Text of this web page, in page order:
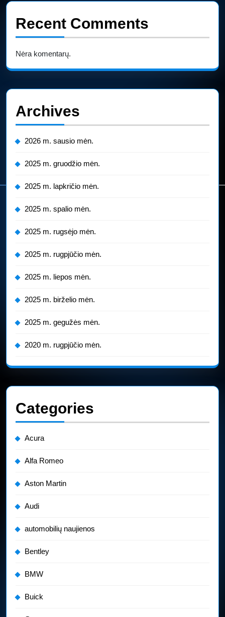
Recent Comments
Nėra komentarų.
Archives
2026 m. sausio mėn.
2025 m. gruodžio mėn.
2025 m. lapkričio mėn.
2025 m. spalio mėn.
2025 m. rugsėjo mėn.
2025 m. rugpjūčio mėn.
2025 m. liepos mėn.
2025 m. birželio mėn.
2025 m. gegužės mėn.
2020 m. rugpjūčio mėn.
Categories
Acura
Alfa Romeo
Aston Martin
Audi
automobilių naujienos
Bentley
BMW
Buick